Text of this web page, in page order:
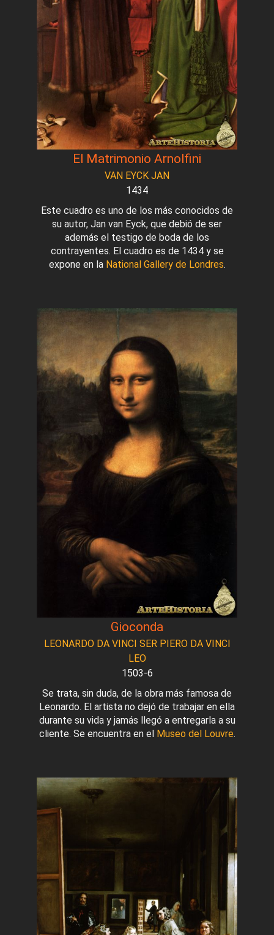
El Matrimonio Arnolfini
VAN EYCK JAN
1434
Este cuadro es uno de los más conocidos de
su autor, Jan van Eyck, que debió de ser
además el testigo de boda de los
contrayentes. El cuadro es de 1434 y se
expone en la National Gallery de Londres.
Gioconda
LEONARDO DA VINCI SER PIERO DA VINCI
LEO
1503-6
Se trata, sin duda, de la obra más famosa de
Leonardo. El artista no dejó de trabajar en ella
durante su vida y jamás llegó a entregarla a su
cliente. Se encuentra en el Museo del Louvre.